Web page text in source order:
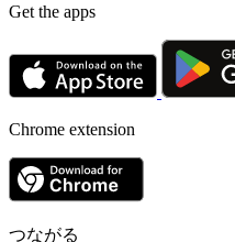
Get the apps
Chrome extension
つながる